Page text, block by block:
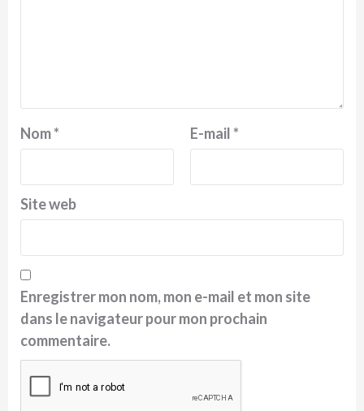
Nom* E-mail*
Site web
Enregistrer mon nom, mon e-mail et mon site
dans le navigateur pour mon prochain
commentaire.